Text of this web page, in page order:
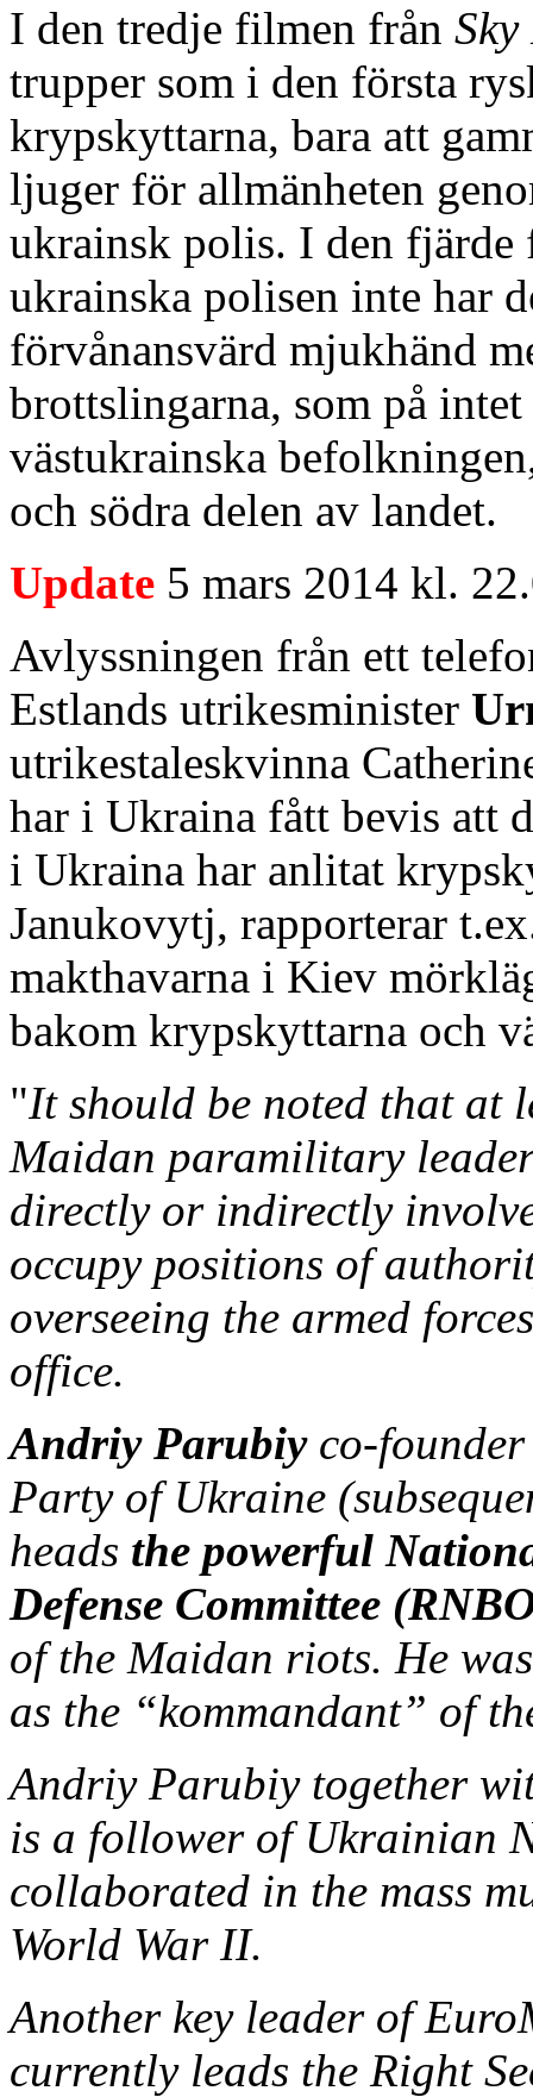
I den tredje filmen från
trupper som i den första
krypskyttarna, bara att
ljuger för allmänheten
ukrainsk polis. I den fjärde
ukrainska polisen inte har
förvånansvärd mjukhänd
brottslingarna, som på intet
västukrainska
och södra delen av landet.
Update 5 mars 2014 kl.
Avlyssningen från ett
Estlands utrikesminister
utrikestaleskvinna
har i Ukraina fått bevis att
i Ukraina har anlitat
Janukovytj, rapporterar
makthavarna i Kiev
bakom krypskyttarna och
"It should be noted that at
Maidan paramilitary
directly or indirectly
occupy positions of
overseeing the armed
office.
Andriy Parubiy co-
Party of Ukraine
heads the powerful
Defense Committee
of the Maidan riots. He
as the “kommandant” of
Andriy Parubiy together
is a follower of Ukrainian
collaborated in the mass
World War II.
Another key leader of
currently leads the Right